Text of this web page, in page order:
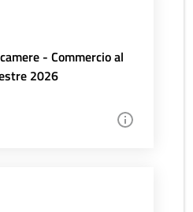
- Commercio al
2026